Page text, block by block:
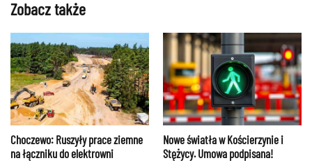
Zobacz także
Choczewo: Ruszyły prace ziemne
na łączniku do elektrowni
Nowe światła w Kościerzynie i
Stężycy. Umowa podpisana!